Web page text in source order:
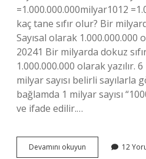
=1.000.000.000milyar1012
kaç tane sıfır olur? Bir
Sayısal olarak 1.000.000.000
20241 Bir milyarda dokuz
1.000.000.000 olarak yazılır. 6
milyar sayısı belirli sayılarla
bağlamda 1 milyar sayısı
ve ifade edilir.…
Devamını okuyun
Milyar
12